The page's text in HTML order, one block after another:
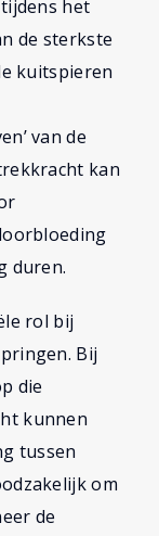
het
de sterkste
kuitspieren
van de
kan
duren.
rol bij
Bij
die
kunnen
tussen
om
de